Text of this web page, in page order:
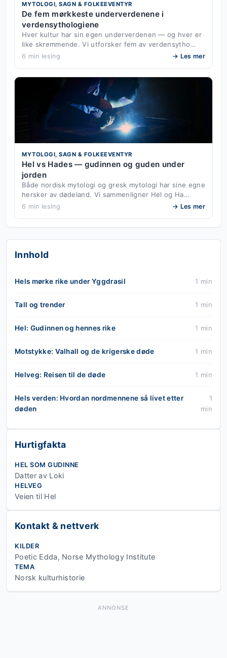
MYTOLOGI, SAGN & FOLKEEVENTYR
De fem mørkkeste underverdenene i
verdensythologiene
Hver kultur har sin egen underverdenen — og hver er
like skremmende. Vi utforsker fem av verdensytho…
6 min lesing → Les mer
MYTOLOGI, SAGN & FOLKEEVENTYR
Hel vs Hades — gudinnen og guden under
jorden
Både nordisk mytologi og gresk mytologi har sine egne
hersker av dødeland. Vi sammenligner Hel og Ha…
6 min lesing → Les mer
Innhold
Hels mørke rike under Yggdrasil 1 min
Tall og trender 1 min
Hel: Gudinnen og hennes rike 1 min
Motstykke: Valhall og de krigerske døde 1 min
Helveg: Reisen til de døde 1 min
Hels verden: Hvordan nordmennene så livet etter
døden
1
min
Hurtigfakta
HEL SOM GUDINNE
Datter av Loki
HELVEG
Veien til Hel
Kontakt & nettverk
KILDER
Poetic Edda, Norse Mythology Institute
TEMA
Norsk kulturhistorie
ANNONSE